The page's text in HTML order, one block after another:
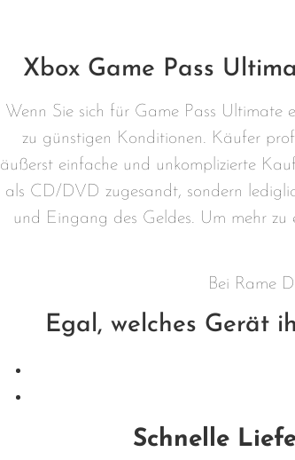
Xbox Game Pass
Wenn Sie sich für Game Pass Ultimate
zu günstigen Konditionen. Käufer
äußerst einfache und unkomplizierte
als CD/DVD zugesandt, sondern
und Eingang des Geldes. Um mehr zu
Bei Rame
Egal, welches Gerät
Schnelle